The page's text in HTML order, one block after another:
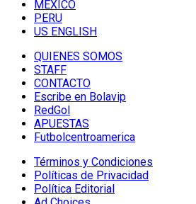
MÉXICO
PERU
US ENGLISH
QUIENES SOMOS
STAFF
CONTACTO
Escribe en Bolavip
RedGol
APUESTAS
Futbolcentroamerica
Términos y Condiciones
Políticas de Privacidad
Política Editorial